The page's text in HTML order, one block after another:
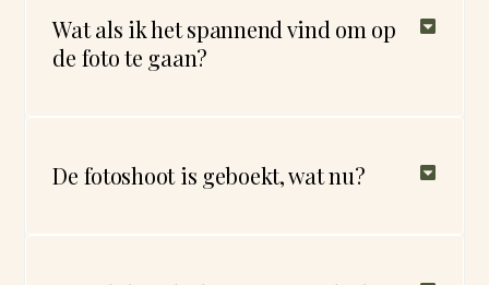
Wat als ik het spannend vind om op
de foto te gaan?
De fotoshoot is geboekt, wat nu?